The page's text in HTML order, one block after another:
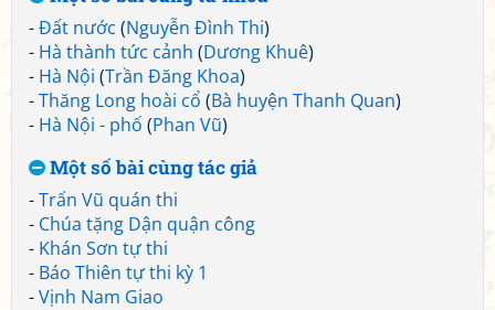
-Đất nước (Nguyễn Đình Thi)
- Hà thành tức cảnh (Dương Khuê)
- Hà Nội (Trần Đăng Khoa)
-Thăng Long hoài cổ (Bà huyện Thanh Quan)
- Hà Nội - phố (Phan Vũ)
Một số bài cùng tác giả
-Trấn Vũ quán thi
- Chúa tặng Dận quận công
- Khán Sơn tự thi
- Báo Thiên tự thi kỳ 1
-Vịnh Nam Giao